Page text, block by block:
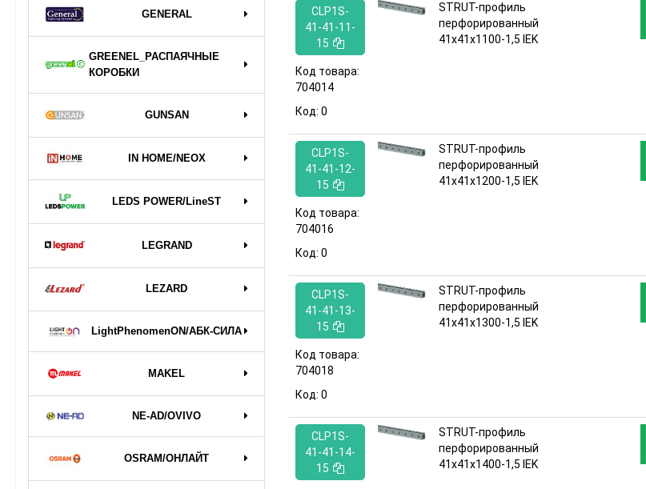
GENERAL
GREENEL_РАСПАЯЧНЫЕ
КОРОБКИ
GUNSAN
IN HOME/NEOX
LEDS POWER/LineST
LEGRAND
LEZARD
LightPhenomenON/АБК-СИЛА
MAKEL
NE-AD/OVIVO
OSRAM/ОНЛАЙТ
CLP1S-
41-41-11-
15
Код товара:
704014
Код: 0
STRUT-профиль
перфорированный
41x41х1100-1,5 IEK
CLP1S-
41-41-12-
15
Код товара:
704016
Код: 0
STRUT-профиль
перфорированный
41x41х1200-1,5 IEK
CLP1S-
41-41-13-
15
Код товара:
704018
Код: 0
STRUT-профиль
перфорированный
41x41х1300-1,5 IEK
CLP1S-
41-41-14-
15
STRUT-профиль
перфорированный
41x41х1400-1,5 IEK